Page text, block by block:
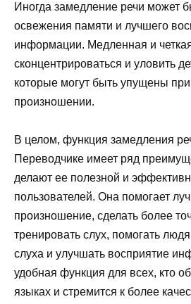
Иногда замедление речи может
освежения памяти и лучшего
информации. Медленная и
сконцентрироваться и уловить
которые могут быть упущены
произношении.
В целом, функция замедления
Переводчике имеет ряд
делают ее полезной и
пользователей. Она помогает
произношение, сделать более
тренировать слух, помогать
слуха и улучшать восприятие
удобная функция для всех, кто
языках и стремится к более